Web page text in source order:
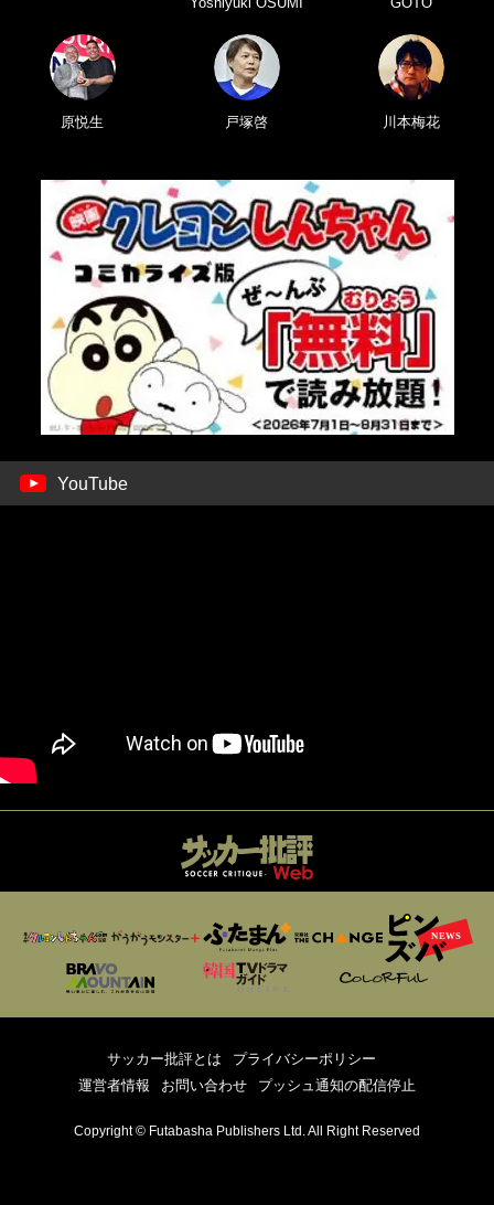
原悦生 戸塚啓 川本梅花
YouTube
サッカー批評とは
プライバシーポリシー
運営者情報
お問い合わせ プッシュ通知の配信停止
Copyright © Futabasha Publishers Ltd. All Right Reserved